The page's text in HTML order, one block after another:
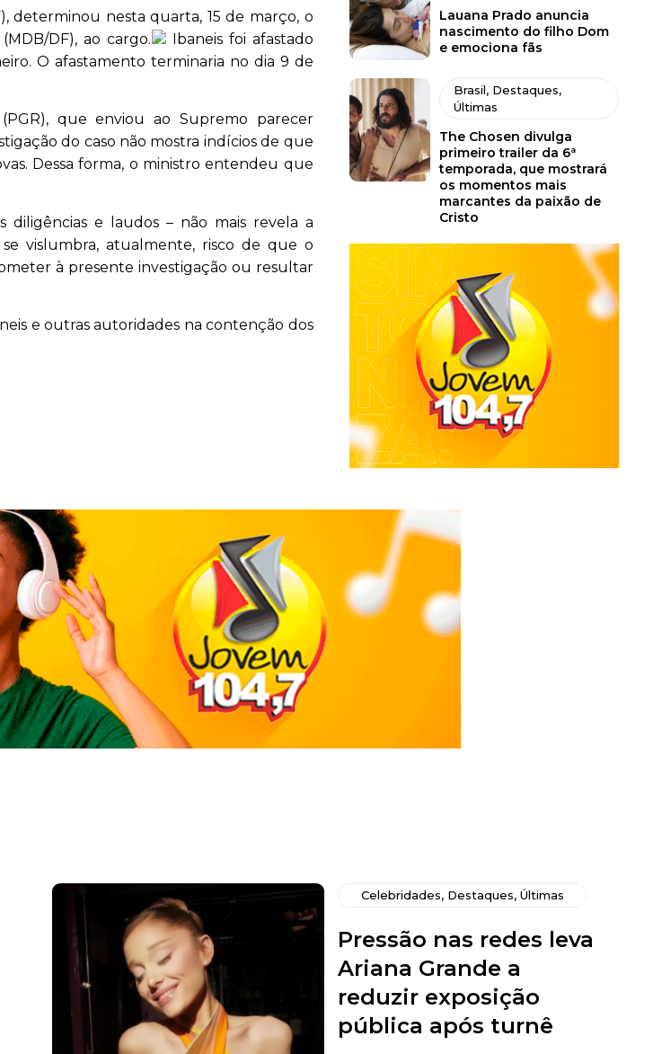
determinou nesta quarta, 15 de março, o
DF), ao cargo.
Ibaneis foi afastado
O afastamento terminaria no dia 9 de
que enviou ao Supremo parecer
do caso não mostra indícios de que
Dessa forma, o ministro entendeu que
diligências e laudos – não mais revela a
vislumbra, atualmente, risco de que o
à presente investigação ou resultar
e outras autoridades na contenção dos
Lauana Prado anuncia
nascimento do filho Dom
e emociona fãs
Brasil, Destaques,
Últimas
The Chosen divulga
primeiro trailer da 6ª
temporada, que mostrará
os momentos mais
marcantes da paixão de
Cristo
Celebridades, Destaques, Últimas
Pressão nas redes leva
Ariana Grande a
reduzir exposição
pública após turnê